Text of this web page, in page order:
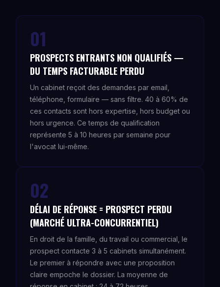
01
PROSPECTS ENTRANTS NON QUALIFIÉS —
DU TEMPS FACTURABLE PERDU
Un cabinet reçoit des demandes par email,
téléphone, formulaire — sans filtre. 40 à 60% de
ces contacts sont hors expertise, hors budget ou
hors urgence. Ce temps de qualification
représente 5 à 10 heures par semaine pour
l'avocat lui-même.
02
DÉLAI DE RÉPONSE = PROSPECT PERDU
(MARCHÉ ULTRA-CONCURRENTIEL)
En droit de la famille, du travail ou commercial, le
prospect contacte 3 à 5 cabinets simultanément.
Le premier à répondre avec une proposition
claire empoche le dossier. La moyenne de